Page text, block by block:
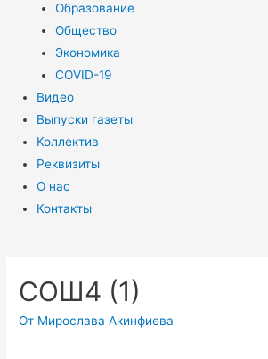
Образование
Общество
Экономика
COVID-19
Видео
Выпуски газеты
Коллектив
Реквизиты
О нас
Контакты
СОШ4 (1)
От Мирослава Акинфиева